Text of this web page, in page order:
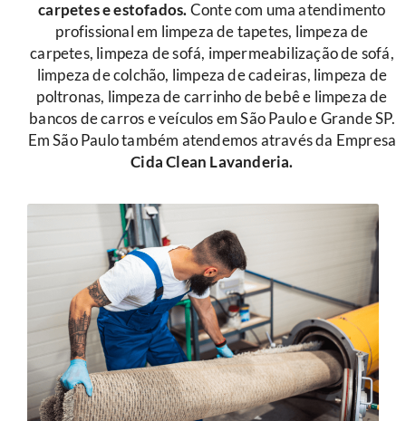
carpetes e estofados. Conte com uma atendimento
profissional em limpeza de tapetes, limpeza de
carpetes, limpeza de sofá, impermeabilização de sofá,
limpeza de colchão, limpeza de cadeiras, limpeza de
poltronas, limpeza de carrinho de bebê e limpeza de
bancos de carros e veículos em São Paulo e Grande SP.
Em São Paulo também atendemos através da Empresa
Cida Clean Lavanderia.